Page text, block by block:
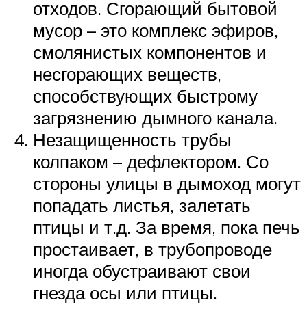
отходов. Сгорающий бытовой
мусор – это комплекс эфиров,
смолянистых компонентов и
несгорающих веществ,
способствующих быстрому
загрязнению дымного канала.
Незащищенность трубы
колпаком – дефлектором. Со
стороны улицы в дымоход могут
попадать листья, залетать
птицы и т.д. За время, пока печь
простаивает, в трубопроводе
иногда обустраивают свои
гнезда осы или птицы.